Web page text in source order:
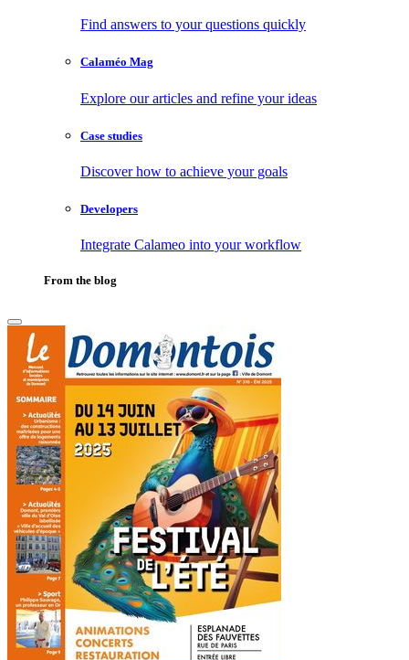
Find answers to your questions quickly
Calaméo Mag
Explore our articles and refine your ideas
Case studies
Discover how to achieve your goals
Developers
Integrate Calameo into your workflow
From the blog